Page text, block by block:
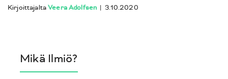
Mikä Ilmiö?
KirjoittajaltaVeera Adolfsen | 3.10.2020